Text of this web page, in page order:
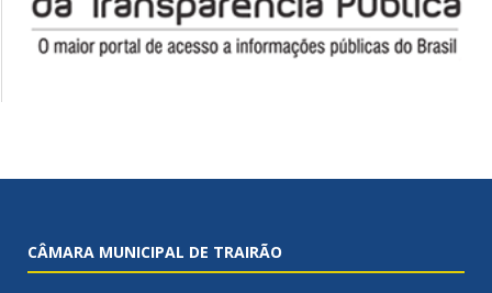
CÂMARA MUNICIPAL DE TRAIRÃO